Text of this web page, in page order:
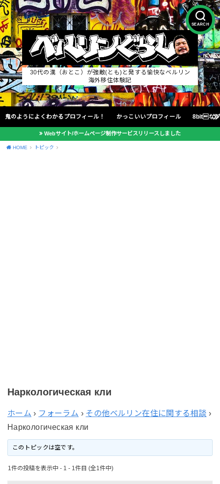
SEARCH
30代の漢（おとこ）が強敵(とも)と発する愉快なベルリン
海外移住体験記
鬼のようによくわかるプロフィール！ かっこいいプロフィール 8bitな
Webサイト/ホームページ制作サービスリリースしました
HOME トピック
Наркологическая кли
ホーム › フォーラム › その他ベルリン在住に関する相談 ›
Наркологическая кли
このトピックは空です。
1件の投稿を表示中 - 1 - 1件目 (全1件中)